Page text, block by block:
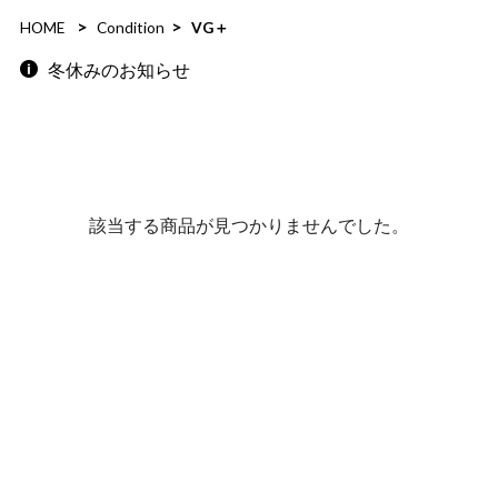
HOME Condition VG＋
冬休みのお知らせ
該当する商品が見つかりませんでした。